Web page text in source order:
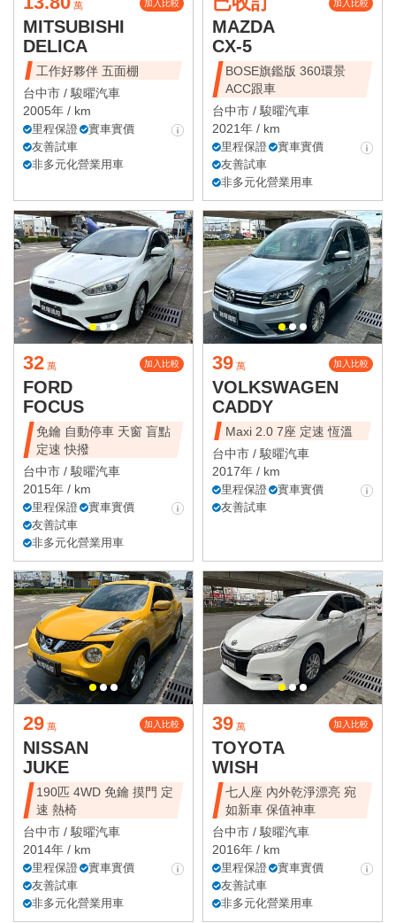
萬 加入比較
MITSUBISHI
DELICA
工作好夥伴 五面棚
台中市 /駿曜汽車
2005年 / km
里程保證
實車實價
友善試車
非多元化營業用車
加入比較
MAZDA
CX-5
BOSE旗鑑版 360環景
ACC跟車
台中市 /駿曜汽車
2021年 / km
里程保證
實車實價
友善試車
非多元化營業用車
32 萬 加入比較
FORD
FOCUS
免鑰 自動停車 天窗 盲點
定速 快撥
台中市 /駿曜汽車
2015年 / km
里程保證
實車實價
友善試車
非多元化營業用車
39 萬 加入比較
VOLKSWAGEN
CADDY
Maxi 2.0 7座 定速 恆溫
台中市 /駿曜汽車
2017年 / km
里程保證
實車實價
友善試車
29 萬 加入比較
NISSAN
JUKE
190匹 4WD 免鑰 摸門 定
速 熱椅
台中市 /駿曜汽車
2014年 / km
里程保證
實車實價
友善試車
非多元化營業用車
39 萬 加入比較
TOYOTA
WISH
七人座 內外乾淨漂亮 宛
如新車 保值神車
台中市 /駿曜汽車
2016年 / km
里程保證
實車實價
友善試車
非多元化營業用車